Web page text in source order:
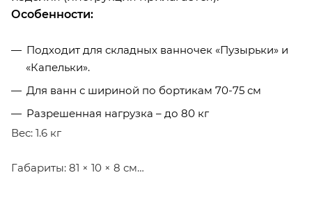
Особенности:
Подходит для складных ванночек «Пузырьки» и
«Капельки».
Для ванн с шириной по бортикам 70-75 см
Разрешенная нагрузка – до 80 кг
Вес: 1.6 кг
Габариты: 81 × 10 × 8 см